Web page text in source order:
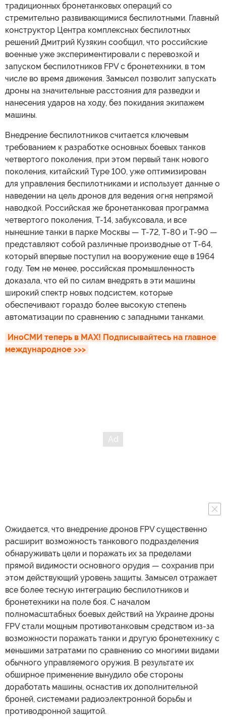
традиционных бронетанковых операций со
стремительно развивающимися беспилотными. Главный
конструктор Центра комплексных беспилотных
решений Дмитрий Кузякин сообщил, что российские
военные уже экспериментировали с перевозкой и
запуском беспилотников FPV с бронетехники, в том
числе во время движения. Замысел позволит запускать
дроны на значительные расстояния для разведки и
нанесения ударов на ходу, без покидания экипажем
машины.
Внедрение беспилотников считается ключевым
требованием к разработке основных боевых танков
четвертого поколения, при этом первый танк нового
поколения, китайский Type 100, уже оптимизирован
для управления беспилотниками и использует данные о
наведении на цель дронов для ведения огня непрямой
наводкой. Российская же бронетанковая программа
четвертого поколения, Т-14, забуксовала, и все
нынешние танки в парке Москвы — Т-72, Т-80 и Т-90 —
представляют собой различные производные от Т-64,
который впервые поступил на вооружение еще в 1964
году. Тем не менее, российская промышленность
доказала, что ей по силам внедрять в эти машины
широкий спектр новых подсистем, которые
обеспечивают гораздо более высокую степень
автоматизации по сравнению с западными танками.
ИноСМИ теперь в MAX! Подписывайтесь на главное
международное >>>
Ожидается, что внедрение дронов FPV существенно
расширит возможность танкового подразделения
обнаруживать цели и поражать их за пределами
прямой видимости основного орудия — сохранив при
этом действующий уровень защиты. Замысел отражает
все более тесную интеграцию беспилотников и
бронетехники на поле боя. С началом
полномасштабных боевых действий на Украине дроны
FPV стали мощным противотанковым средством из-за
возможности поражать танки и другую бронетехнику с
меньшими затратами по сравнению со многими видами
обычного управляемого оружия. В результате их
обширное применение вынудило обе стороны
доработать машины, оснастив их дополнительной
броней, системами радиоэлектронной борьбы и
противодронной защитой.